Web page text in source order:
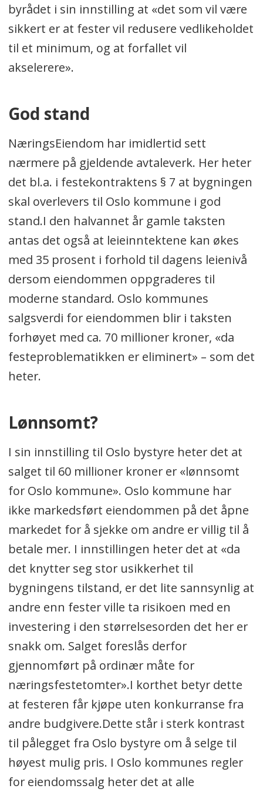
byrådet i sin innstilling at «det som vil være
sikkert er at fester vil redusere vedlikeholdet
til et minimum, og at forfallet vil
akselerere».
God stand
NæringsEiendom har imidlertid sett
nærmere på gjeldende avtaleverk. Her heter
det bl.a. i festekontraktens § 7 at bygningen
skal overlevers til Oslo kommune i god
stand.I den halvannet år gamle taksten
antas det også at leieinntektene kan økes
med 35 prosent i forhold til dagens leienivå
dersom eiendommen oppgraderes til
moderne standard. Oslo kommunes
salgsverdi for eiendommen blir i taksten
forhøyet med ca. 70 millioner kroner, «da
festeproblematikken er eliminert» – som det
heter.
Lønnsomt?
I sin innstilling til Oslo bystyre heter det at
salget til 60 millioner kroner er «lønnsomt
for Oslo kommune». Oslo kommune har
ikke markedsført eiendommen på det åpne
markedet for å sjekke om andre er villig til å
betale mer. I innstillingen heter det at «da
det knytter seg stor usikkerhet til
bygningens tilstand, er det lite sannsynlig at
andre enn fester ville ta risikoen med en
investering i den størrelsesorden det her er
snakk om. Salget foreslås derfor
gjennomført på ordinær måte for
næringsfestetomter».I korthet betyr dette
at festeren får kjøpe uten konkurranse fra
andre budgivere.Dette står i sterk kontrast
til pålegget fra Oslo bystyre om å selge til
høyest mulig pris. I Oslo kommunes regler
for eiendomssalg heter det at alle